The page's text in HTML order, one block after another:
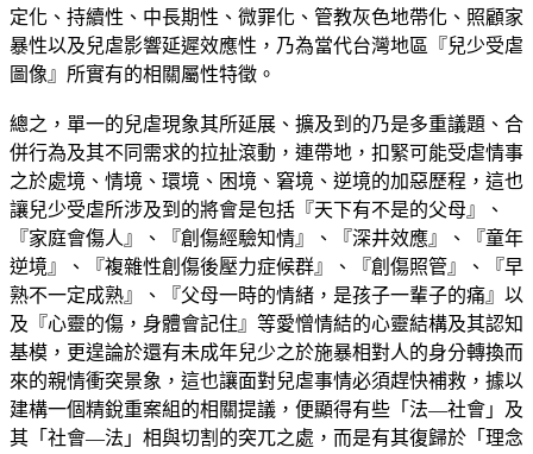
定化、持續性、中長期性、微罪化、管教灰色地帶化、照顧家
暴性以及兒虐影響延遲效應性，乃為當代台灣地區『兒少受虐
圖像』所實有的相關屬性特徵。
總之，單一的兒虐現象其所延展、擴及到的乃是多重議題、合
併行為及其不同需求的拉扯滾動，連帶地，扣緊可能受虐情事
之於處境、情境、環境、困境、窘境、逆境的加惡歷程，這也
讓兒少受虐所涉及到的將會是包括『天下有不是的父母』、
『家庭會傷人』、『創傷經驗知情』、『深井效應』、『童年
逆境』、『複雜性創傷後壓力症候群』、『創傷照管』、『早
熟不一定成熟』、『父母一時的情緒，是孩子一輩子的痛』以
及『心靈的傷，身體會記住』等愛憎情結的心靈結構及其認知
基模，更遑論於還有未成年兒少之於施暴相對人的身分轉換而
來的親情衝突景象，這也讓面對兒虐事情必須趕快補救，據以
建構一個精銳重案組的相關提議，便顯得有些「法—社會」及
其「社會—法」相與切割的突兀之處，而是有其復歸於「理念